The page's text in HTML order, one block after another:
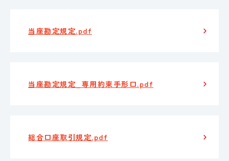
当座勘定規定.pdf
当座勘定規定_専用約束手形口.pdf
総合口座取引規定.pdf